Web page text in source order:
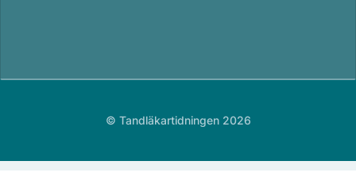
© Tandläkartidningen 2026